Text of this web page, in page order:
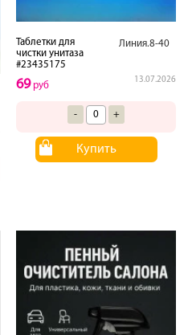
Таблетки для
чистки унитаза
#23435175
Линия.8-40
13.07.2026
69руб
- +
Купить